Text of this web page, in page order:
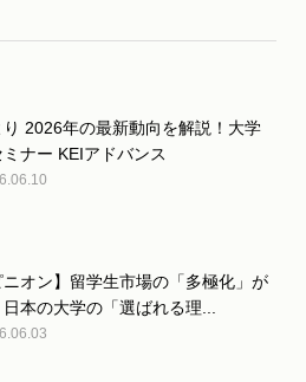
2026年の最新動向を解説！大学
ミナー KEIアドバンス
ニオン】留学生市場の「多極化」が
本の大学の「選ばれる理...